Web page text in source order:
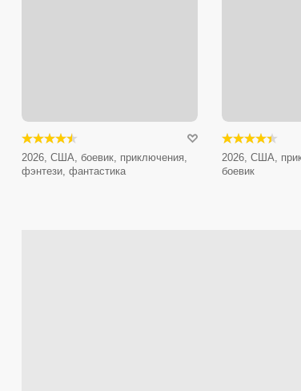
2026, США, боевик, приключения,
фэнтези, фантастика
2026, США,
боевик